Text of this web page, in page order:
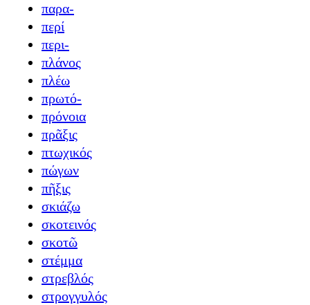
παρα-
περί
περι-
πλάνος
πλέω
πρωτό-
πρόνοια
πρᾶξις
πτωχικός
πώγων
πῆξις
σκιάζω
σκοτεινός
σκοτῶ
στέμμα
στρεβλός
στρογγυλός